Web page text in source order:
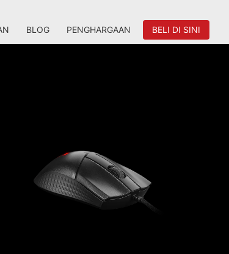
BLOG PENGHARGAAN BELI DI SINI